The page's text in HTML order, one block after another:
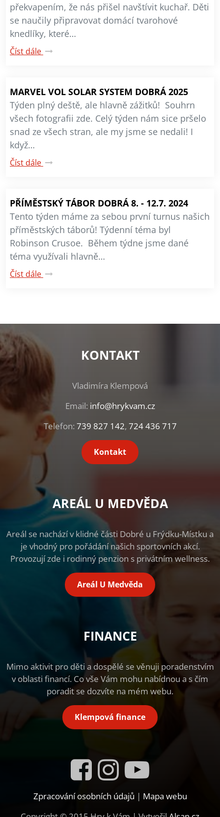
překvapením, že nás přišel navštívit kuchař. Děti
se naučily připravovat domácí tvarohové
knedlíky, které…
Číst dále
MARVEL VOL SOLAR SYSTEM DOBRÁ 2025
Týden plný deště, ale hlavně zážitků! Souhrn
všech fotografii zde. Celý týden nám sice pršelo
snad ze všech stran, ale my jsme se nedali! I
když…
Číst dále
PŘÍMĚSTSKÝ TÁBOR DOBRÁ 8. - 12.7. 2024
Tento týden máme za sebou první turnus našich
příměstských táborů! Týdenní téma byl
Robinson Crusoe. Během týdne jsme dané
téma využívali hlavně…
Číst dále
KONTAKT
Vladimíra Klempová
Email: info@hrykvam.cz
Telefon: 739 827 142, 724 436 717
Kontakt
AREÁL U MEDVĚDA
Areál se nachází v klidné části Dobré u Frýdku-Místku a
je vhodný pro pořádání našich sportovních akcí.
Provozují zde i rodinný penzion s privátním wellness.
Areál U Medvěda
FINANCE
Mimo aktivit pro děti a dospělé se věnuji poradenstvím
v oblasti financí. Co vše Vám mohu nabídnou a s čím
poradit se dozvíte na mém webu.
Klempová finance
Zpracování osobních údajů | Mapa webu